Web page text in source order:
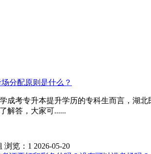
分配原则是什么？
成考专升本提升学历的专科生而言，湖
解答，大家可......
浏览：1 2026-05-20